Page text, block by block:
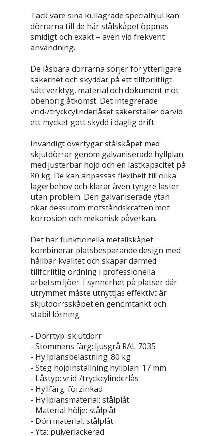
Tack vare sina kullagrade specialhjul kan
dörrarna till de här stålskåpet öppnas
smidigt och exakt – även vid frekvent
användning.
De låsbara dörrarna sörjer för ytterligare
säkerhet och skyddar på ett tillförlitligt
sätt verktyg, material och dokument mot
obehörig åtkomst. Det integrerade
vrid-/tryckcylinderlåset säkerställer därvid
ett mycket gott skydd i daglig drift.
Invändigt övertygar stålskåpet med
skjutdörrar genom galvaniserade hyllplan
med justerbar höjd och en lastkapacitet på
80 kg. De kan anpassas flexibelt till olika
lagerbehov och klarar även tyngre laster
utan problem. Den galvaniserade ytan
ökar dessutom motståndskraften mot
korrosion och mekanisk påverkan.
Det här funktionella metallskåpet
kombinerar platsbesparande design med
hållbar kvalitet och skapar därmed
tillförlitlig ordning i professionella
arbetsmiljöer. I synnerhet på platser där
utrymmet måste utnyttjas effektivt är
skjutdörrsskåpet en genomtänkt och
stabil lösning.
- Dörrtyp: skjutdörr
- Stommens färg: ljusgrå RAL 7035
- Hyllplansbelastning: 80 kg
- Steg höjdinställning hyllplan: 17 mm
- Låstyp: vrid-/tryckcylinderlås
- Hyllfärg: förzinkad
- Hyllplansmaterial: stålplåt
- Material hölje: stålplåt
- Dörrmaterial: stålplåt
- Yta: pulverlackerad